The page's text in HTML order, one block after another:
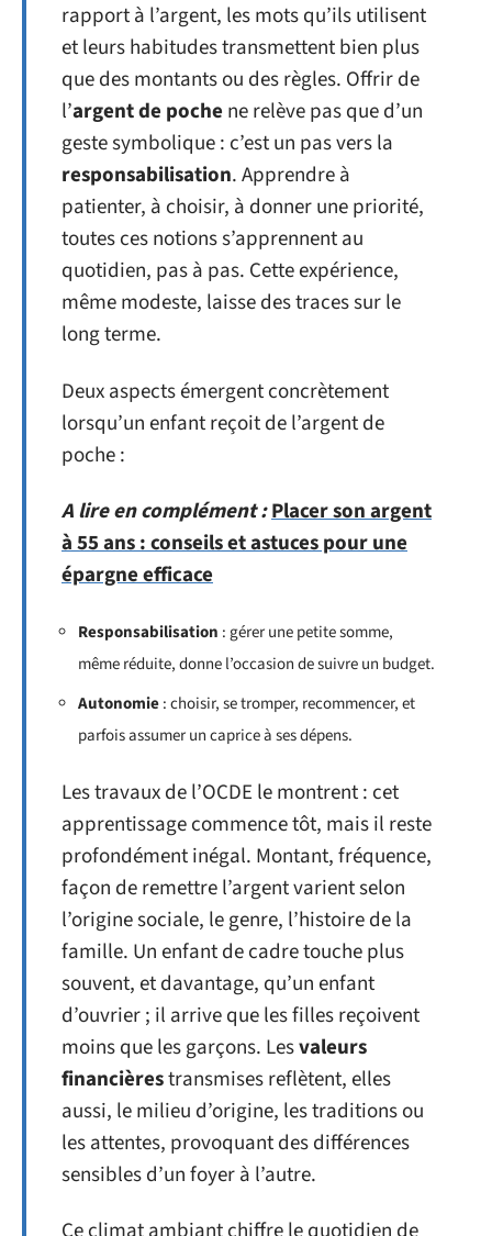
rapport à l’argent, les mots qu’ils utilisent
et leurs habitudes transmettent bien plus
que des montants ou des règles. Offrir de
l’argent de poche ne relève pas que d’un
geste symbolique : c’est un pas vers la
responsabilisation. Apprendre à
patienter, à choisir, à donner une priorité,
toutes ces notions s’apprennent au
quotidien, pas à pas. Cette expérience,
même modeste, laisse des traces sur le
long terme.
Deux aspects émergent concrètement
lorsqu’un enfant reçoit de l’argent de
poche :
A lire en complément :Placer son argent
à 55 ans : conseils et astuces pour une
épargne efficace
Responsabilisation : gérer une petite somme,
même réduite, donne l’occasion de suivre un budget.
Autonomie: choisir, se tromper, recommencer, et
parfois assumer un caprice à ses dépens.
Les travaux de l’OCDE le montrent : cet
apprentissage commence tôt, mais il reste
profondément inégal. Montant, fréquence,
façon de remettre l’argent varient selon
l’origine sociale, le genre, l’histoire de la
famille. Un enfant de cadre touche plus
souvent, et davantage, qu’un enfant
d’ouvrier ; il arrive que les filles reçoivent
moins que les garçons. Lesvaleurs
financièrestransmises reflètent, elles
aussi, le milieu d’origine, les traditions ou
les attentes, provoquant des différences
sensibles d’un foyer à l’autre.